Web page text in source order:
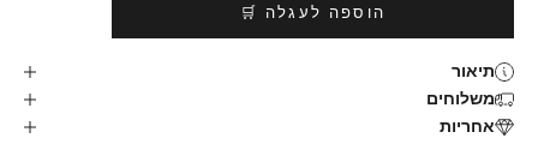
הוספה לעגלה 🛒
תיאור
משלוחים
אחריות